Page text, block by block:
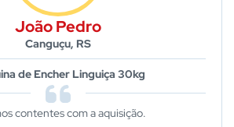
João Pedro
Canguçu, RS
de Encher Linguiça 30kg
contentes com a aquisição.